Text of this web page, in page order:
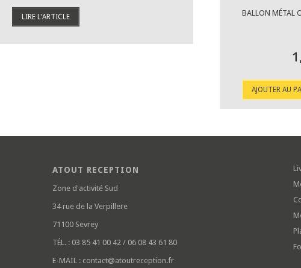
LIRE L'ARTICLE BALLON MÉTAL
AJOUTER AU
ATOUT RECEPTION
Zone d'activité Sud
34 rue de la Verpillere
71100 Sevrey
TÉL. : 03 85 41 00 42 / 06 08 43 61 80
E-MAIL : contact@atoutreception.fr